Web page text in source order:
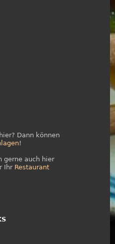
Dann können
!
gerne auch hier
Ihr Restaurant